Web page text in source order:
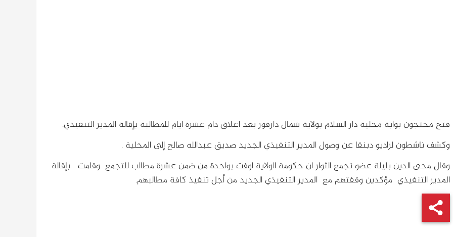
فتح محتجون بوابة محلية دار السلام بولاية شمال دارفور بعد اغلاق دام عشرة ايام للمطالبة بإقالة المدير التنفيذي.
وكشف ناشطون لراديو دبنقا عن وصول المدير التنفيذي الجديد صديق عبدالله صالح إلى المحلية .
وقال محى الدين بليلة عضو تجمع الثوار ان حكومة الولاية اوفت بواحدة من ضمن عشرة مطالب للتجمع وقامت بإقالة
المدير التنفيذي مؤكدين وقفتهم مع المدير التنفيذي الجديد من أجل تنفيذ كافة مطالبهم.